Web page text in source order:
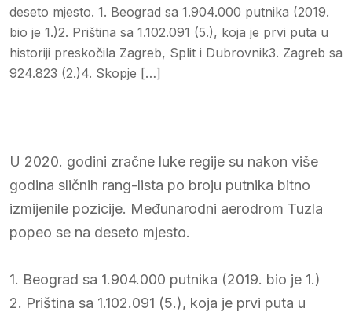
deseto mjesto. 1. Beograd sa 1.904.000 putnika (2019.
bio je 1.)2. Priština sa 1.102.091 (5.), koja je prvi puta u
historiji preskočila Zagreb, Split i Dubrovnik3. Zagreb sa
924.823 (2.)4. Skopje […]
U 2020. godini zračne luke regije su nakon više
godina sličnih rang-lista po broju putnika bitno
izmijenile pozicije. Međunarodni aerodrom Tuzla
popeo se na deseto mjesto.
1. Beograd sa 1.904.000 putnika (2019. bio je 1.)
2. Priština sa 1.102.091 (5.), koja je prvi puta u